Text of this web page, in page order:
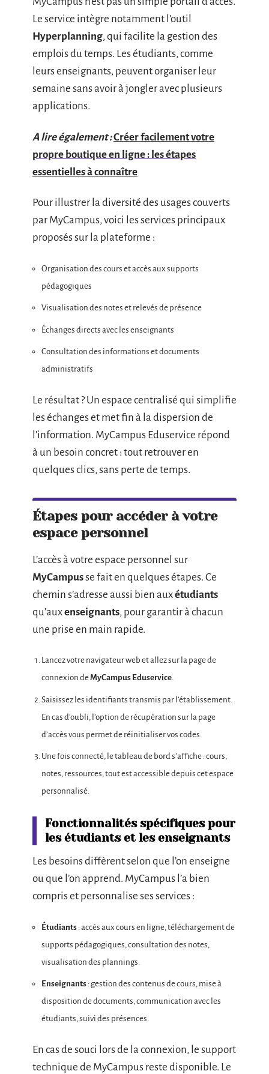
Le service intègre notamment l’outil
Hyperplanning, qui facilite la gestion des
emplois du temps. Les étudiants, comme
leurs enseignants, peuvent organiser leur
semaine sans avoir à jongler avec plusieurs
applications.
A lire également :Créer facilement votre
propre boutique en ligne : les étapes
essentielles à connaître
Pour illustrer la diversité des usages couverts
par MyCampus, voici les services principaux
proposés sur la plateforme :
Organisation des cours et accès aux supports
pédagogiques
Visualisation des notes et relevés de présence
Échanges directs avec les enseignants
Consultation des informations et documents
administratifs
Le résultat ? Un espace centralisé qui simplifie
les échanges et met fin à la dispersion de
l’information. MyCampus Eduservice répond
à un besoin concret : tout retrouver en
quelques clics, sans perte de temps.
Étapes pour accéder à votre
espace personnel
L’accès à votre espace personnel sur
MyCampusse fait en quelques étapes. Ce
chemin s’adresse aussi bien auxétudiants
qu’auxenseignants, pour garantir à chacun
une prise en main rapide.
Lancez votre navigateur web et allez sur la page de
connexion deMyCampus Eduservice.
Saisissez les identifiants transmis par l’établissement.
En cas d’oubli, l’option de récupération sur la page
d’accès vous permet de réinitialiser vos codes.
Une fois connecté, le tableau de bord s’affiche : cours,
notes, ressources, tout est accessible depuis cet espace
personnalisé.
Fonctionnalités spécifiques pour
les étudiants et les enseignants
Les besoins diffèrent selon que l’on enseigne
ou que l’on apprend. MyCampus l’a bien
compris et personnalise ses services :
Étudiants : accès aux cours en ligne, téléchargement de
supports pédagogiques, consultation des notes,
visualisation des plannings.
Enseignants : gestion des contenus de cours, mise à
disposition de documents, communication avec les
étudiants, suivi des présences.
En cas de souci lors de la connexion, le support
technique de MyCampus reste disponible. Le